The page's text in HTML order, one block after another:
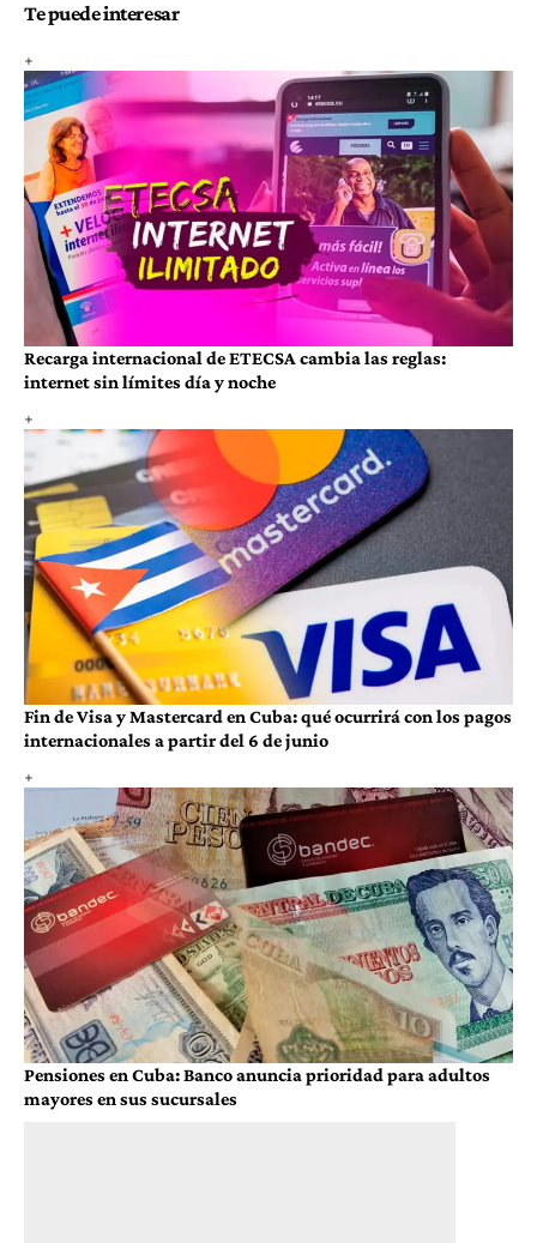
Te puede interesar
Recarga internacional de ETECSA cambia las reglas:
internet sin límites día y noche
Fin de Visa y Mastercard en Cuba: qué ocurrirá con los pagos
internacionales a partir del 6 de junio
Pensiones en Cuba: Banco anuncia prioridad para adultos
mayores en sus sucursales